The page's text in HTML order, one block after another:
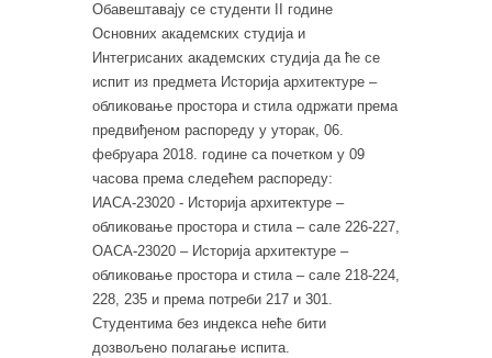
Обавештавају се студенти II године
Основних академских студија и
Интегрисаних академских студија да ће се
испит из предмета Историја архитектуре –
обликовање простора и стила одржати према
предвиђеном распореду у уторак, 06.
фебруара 2018. године са почетком у 09
часова према следећем распореду:
ИАСА-23020 - Историја архитектуре –
обликовање простора и стила – сале 226-227,
ОАСА-23020 – Историја архитектуре –
обликовање простора и стила – сале 218-224,
228, 235 и према потреби 217 и 301.
Студентима без индекса неће бити
дозвољено полагање испита.